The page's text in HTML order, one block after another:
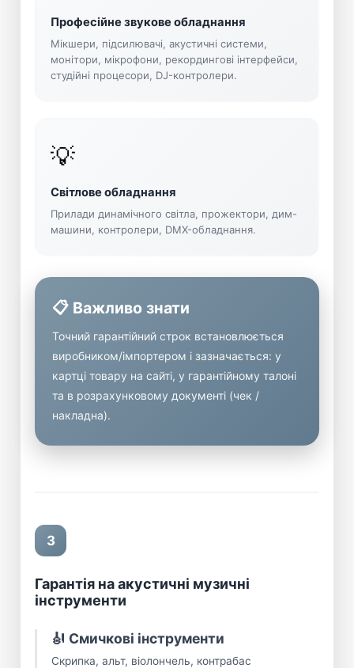
Професійне звукове обладнання
Мікшери, підсилювачі, акустичні системи,
монітори, мікрофони, рекордингові інтерфейси,
студійні процесори, DJ-контролери.
💡
Світлове обладнання
Прилади динамічного світла, прожектори, дим-
машини, контролери, DMX-обладнання.
📋 Важливо знати
Точний гарантійний строк встановлюється
виробником/імпортером і зазначається: у
картці товару на сайті, у гарантійному талоні
та в розрахунковому документі (чек /
накладна).
3
Гарантія на акустичні музичні
інструменти
🎻 Смичкові інструменти
Скрипка, альт, віолончель, контрабас